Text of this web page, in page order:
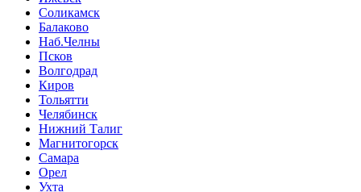
Соликамск
Балаково
Наб.Челны
Псков
Волгодрад
Киров
Тольятти
Челябинск
Нижний Талиг
Магнитогорск
Самара
Орел
Ухта